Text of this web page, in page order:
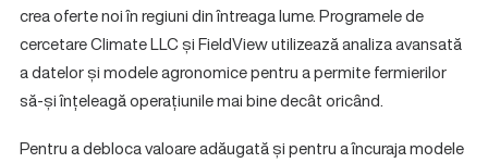
crea oferte noi în regiuni din întreaga lume. Programele de
cercetare Climate LLC și FieldView utilizează analiza avansată
a datelor și modele agronomice pentru a permite fermierilor
să-și înțeleagă operațiunile mai bine decât oricând.
Pentru a debloca valoare adăugată și pentru a încuraja modele